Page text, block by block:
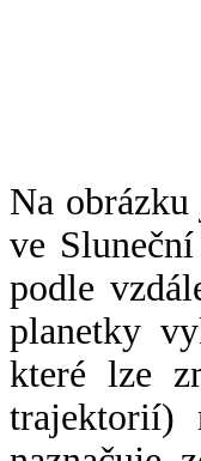
Na
ve
podle
planetky
které lze
trajektorií)